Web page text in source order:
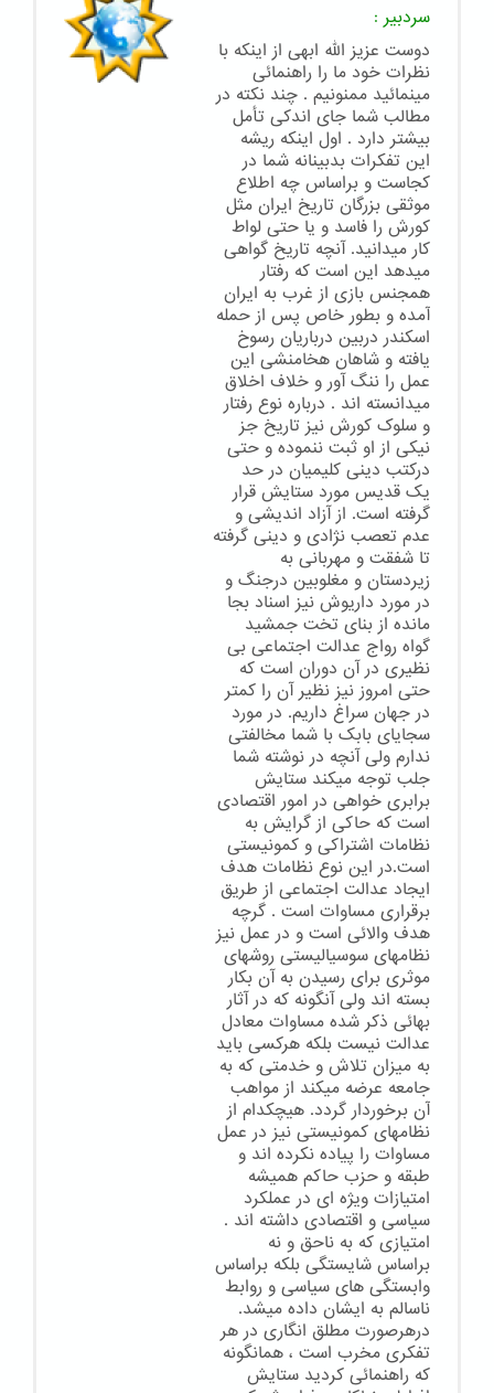
سردبیر :
دوست عزیز الله ابهی از اینکه با
نظرات خود ما را راهنمائی
مینمائید ممنونیم . چند نکته در
مطالب شما جای اندکی تأمل
بیشتر دارد . اول اینکه ریشه
این تفکرات بدبینانه شما در
کجاست و براساس چه اطلاع
موثقی بزرگان تاریخ ایران مثل
کورش را فاسد و یا حتی لواط
کار میدانید. آنچه تاریخ گواهی
میدهد این است که رفتار
همجنس بازی از غرب به ایران
آمده و بطور خاص پس از حمله
اسکندر دربین درباریان رسوخ
یافته و شاهان هخامنشی این
عمل را ننگ آور و خلاف اخلاق
میدانسته اند . درباره نوع رفتار
و سلوک کورش نیز تاریخ جز
نیکی از او ثبت ننموده و حتی
درکتب دینی کلیمیان در حد
یک قدیس مورد ستایش قرار
گرفته است. از آزاد اندیشی و
عدم تعصب نژادی و دینی گرفته
تا شفقت و مهربانی به
زیردستان و مغلوبین درجنگ و
در مورد داریوش نیز اسناد بجا
مانده از بنای تخت جمشید
گواه رواج عدالت اجتماعی بی
نظیری در آن دوران است که
حتی امروز نیز نظیر آن را کمتر
در جهان سراغ داریم. در مورد
سجایای بابک با شما مخالفتی
ندارم ولی آنچه در نوشته شما
جلب توجه میکند ستایش
برابری خواهی در امور اقتصادی
است که حاکی از گرایش به
نظامات اشتراکی و کمونیستی
است.در این نوع نظامات هدف
ایجاد عدالت اجتماعی از طریق
برقراری مساوات است . گرچه
هدف والائی است و در عمل نیز
نظامهای سوسیالیستی روشهای
موثری برای رسیدن به آن بکار
بسته اند ولی آنگونه که در آثار
بهائی ذکر شده مساوات معادل
عدالت نیست بلکه هرکسی باید
به میزان تلاش و خدمتی که به
جامعه عرضه میکند از مواهب
آن برخوردار گردد. هیچکدام از
نظامهای کمونیستی نیز در عمل
مساوات را پیاده نکرده اند و
طبقه و حزب حاکم همیشه
امتیازات ویژه ای در عملکرد
سیاسی و اقتصادی داشته اند .
امتیازی که به ناحق و نه
براساس شایستگی بلکه براساس
وابستگی های سیاسی و روابط
ناسالم به ایشان داده میشد.
درهرصورت مطلق انگاری در هر
تفکری مخرب است ، همانگونه
که راهنمائی کردید ستایش